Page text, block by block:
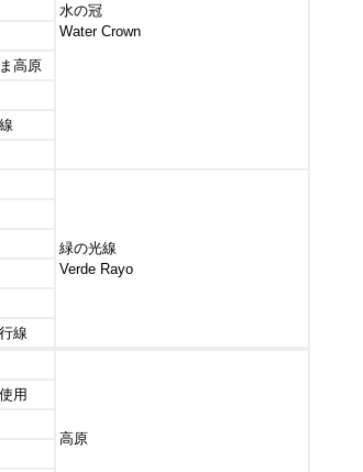
水の冠
Water Crown
高原
緑の光線
Verde Rayo
線
高原
用